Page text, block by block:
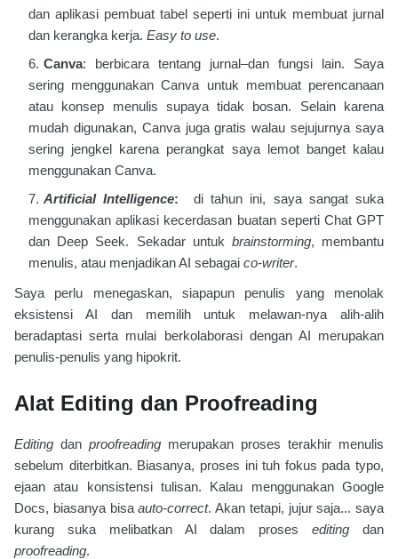
dan aplikasi pembuat tabel seperti ini untuk membuat jurnal
dan kerangka kerja. Easy to use.
Canva: berbicara tentang jurnal–dan fungsi lain. Saya
sering menggunakan Canva untuk membuat perencanaan
atau konsep menulis supaya tidak bosan. Selain karena
mudah digunakan, Canva juga gratis walau sejujurnya saya
sering jengkel karena perangkat saya lemot banget kalau
menggunakan Canva.
Artificial Intelligence:
di tahun ini, saya sangat suka
menggunakan aplikasi kecerdasan buatan seperti Chat GPT
dan Deep Seek. Sekadar untuk brainstorming, membantu
menulis, atau menjadikan AI sebagai co-writer.
Saya perlu menegaskan, siapapun penulis yang menolak
eksistensi AI dan memilih untuk melawan-nya alih-alih
beradaptasi serta mulai berkolaborasi dengan AI merupakan
penulis-penulis yang hipokrit.
Alat Editing dan Proofreading
Editing dan proofreading merupakan proses terakhir menulis
sebelum diterbitkan. Biasanya, proses ini tuh fokus pada typo,
ejaan atau konsistensi tulisan. Kalau menggunakan Google
Docs, biasanya bisaauto-correct. Akan tetapi, jujur saja... saya
kurang suka melibatkan AI dalam prosesediting dan
proofreading.